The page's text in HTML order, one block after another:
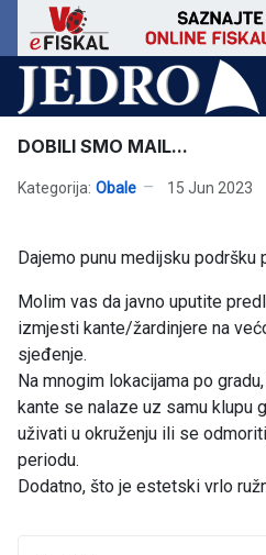
DOBILI SMO MAIL...
Kategorija: Obale 15 Jun 2023
Dajemo punu medijsku podršku
Molim vas da javno uputite
izmjesti kante/žardinjere na
sjeđenje.
Na mnogim lokacijama po
kante se nalaze uz samu klupu
uživati u okruženju ili se
periodu.
Dodatno, što je estetski vrlo